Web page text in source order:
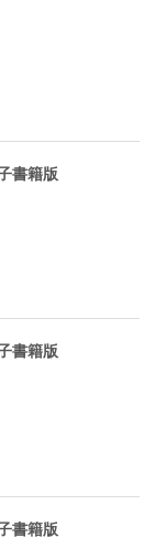
書籍版
書籍版
書籍版